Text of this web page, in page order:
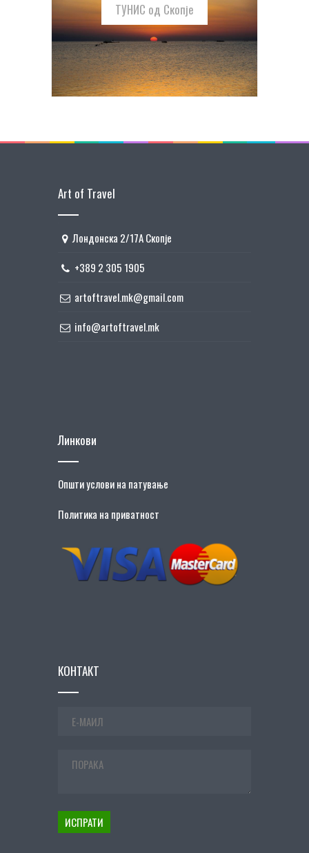
ТУНИС од Скопје
ЛЕТО 2026
Авио / од Скопје / 6 и 13 ноќи
Art of Travel
Лондонска 2/17А Скопје
+389 2 305 1905
artoftravel.mk@gmail.com
info@artoftravel.mk
Линкови
Општи услови на патување
Политика на приватност
КОНТАКТ